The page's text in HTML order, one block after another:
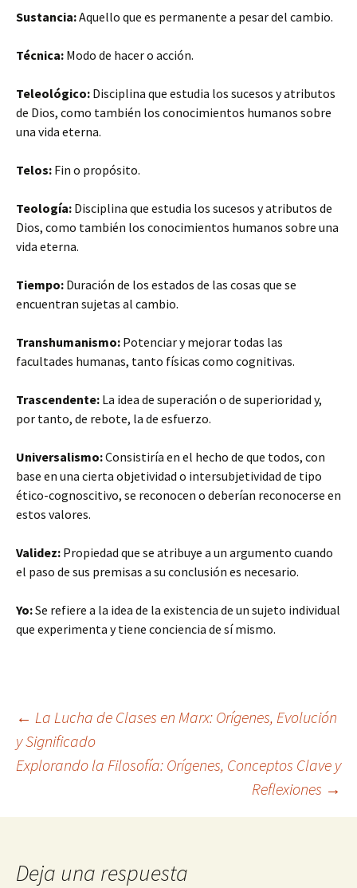
Sustancia:Aquello que es permanente a pesar del cambio.
Técnica: Modo de hacer o acción.
Teleológico: Disciplina que estudia los sucesos y atributos
de Dios, como también los conocimientos humanos sobre
una vida eterna.
Telos: Fin o propósito.
Teología: Disciplina que estudia los sucesos y atributos de
Dios, como también los conocimientos humanos sobre una
vida eterna.
Tiempo: Duración de los estados de las cosas que se
encuentran sujetas al cambio.
Transhumanismo: Potenciar y mejorar todas las
facultades humanas, tanto físicas como cognitivas.
Trascendente: La idea de superación o de superioridad y,
por tanto, de rebote, la de esfuerzo.
Universalismo:Consistiría en el hecho de que todos, con
base en una cierta objetividad o intersubjetividad de tipo
ético-cognoscitivo, se reconocen o deberían reconocerse en
estos valores.
Validez: Propiedad que se atribuye a un argumento cuando
el paso de sus premisas a su conclusión es necesario.
Yo:Se refiere a la idea de la existencia de un sujeto individual
que experimenta y tiene conciencia de sí mismo.
Navegación
de
entradas
← La Lucha de Clases en Marx: Orígenes, Evolución
y Significado
Explorando la Filosofía: Orígenes, Conceptos Clave y
Reflexiones →
Deja una respuesta